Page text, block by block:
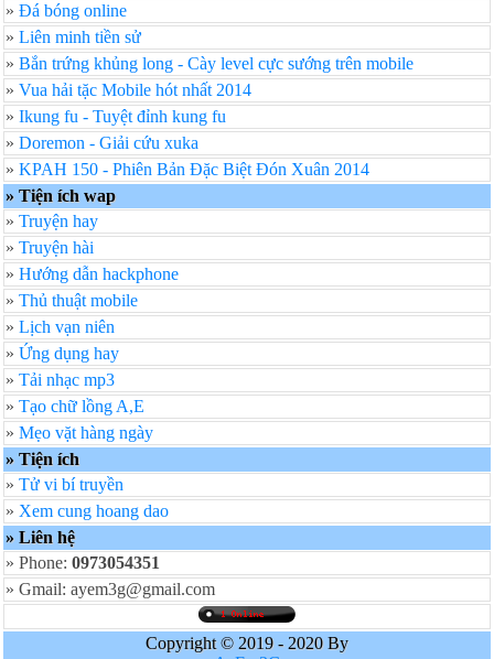
» Đá bóng online
» Liên minh tiền sử
» Bắn trứng khủng long - Cày level cực sướng trên mobile
» Vua hải tặc Mobile hót nhất 2014
» Ikung fu - Tuyệt đỉnh kung fu
» Doremon - Giải cứu xuka
» KPAH 150 - Phiên Bản Đặc Biệt Đón Xuân 2014
» Tiện ích wap
» Truyện hay
» Truyện hài
» Hướng dẫn hackphone
» Thủ thuật mobile
» Lịch vạn niên
» Ứng dụng hay
» Tải nhạc mp3
» Tạo chữ lồng A,E
» Mẹo vặt hàng ngày
» Tiện ích
» Tử vi bí truyền
» Xem cung hoang dao
» Liên hệ
» Phone: 0973054351
» Gmail: ayem3g@gmail.com
Copyright © 2019 - 2020 By